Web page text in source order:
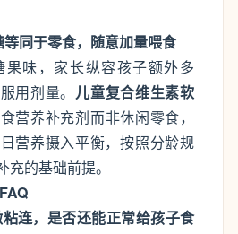
同于零食，随意加量喂食
果味，家长纵容孩子额外多
用剂量。 儿童复合维生素软
营养补充剂而非休闲零食，
营养摄入平衡，按照分龄规
的基础前提。
连，是否还能正常给孩子食